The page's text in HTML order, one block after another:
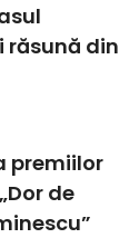
din
premiilor
de